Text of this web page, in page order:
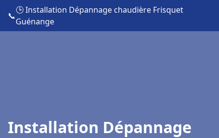
📞
🕒 Installation Dépannage chaudière Frisquet
Guénange
Installation Dépannage